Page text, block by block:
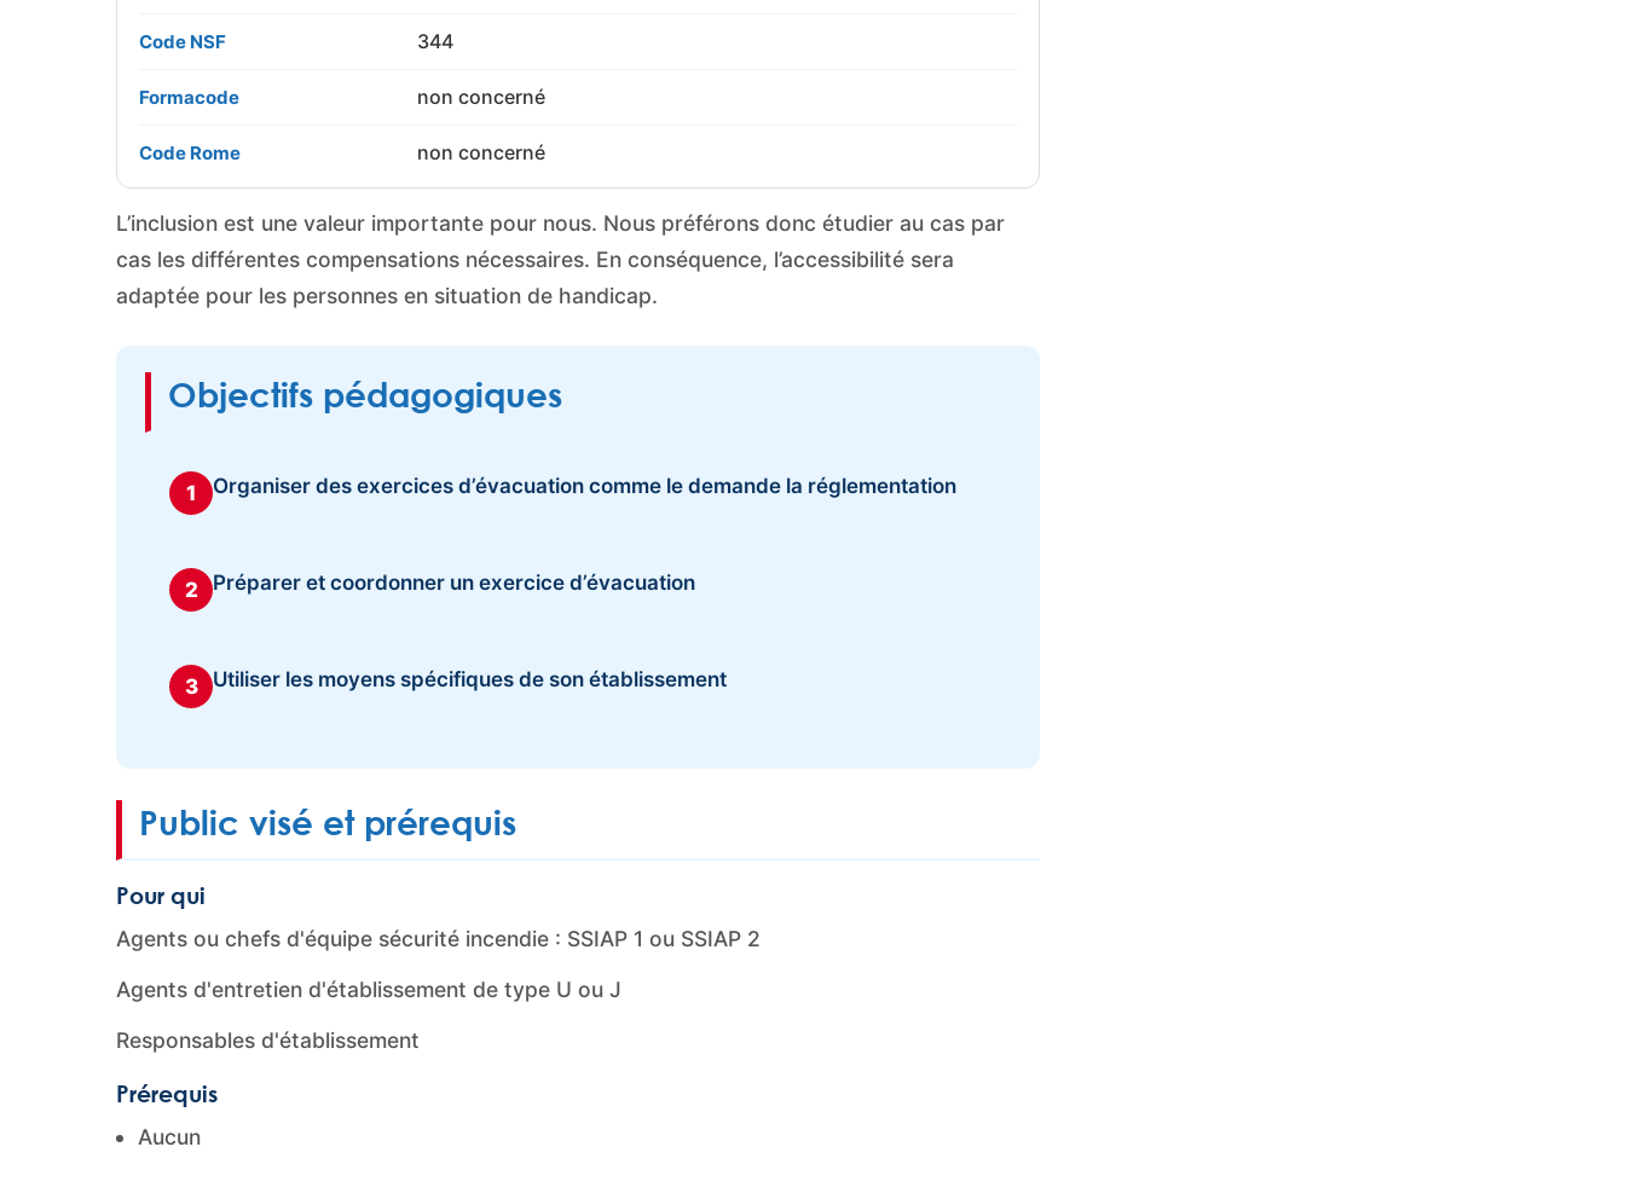
Code NSF 344
Formacode non concerné
Code Rome non concerné
L’inclusion est une valeur importante pour nous. Nous préférons donc étudier au cas par
cas les différentes compensations nécessaires. En conséquence, l’accessibilité sera
adaptée pour les personnes en situation de handicap.
Objectifs pédagogiques
1 Organiser des exercices d’évacuation comme le demande la réglementation
2 Préparer et coordonner un exercice d’évacuation
3 Utiliser les moyens spécifiques de son établissement
Public visé et prérequis
Pour qui
Agents ou chefs d'équipe sécurité incendie : SSIAP 1 ou SSIAP 2
Agents d'entretien d'établissement de type U ou J
Responsables d'établissement
Prérequis
Aucun